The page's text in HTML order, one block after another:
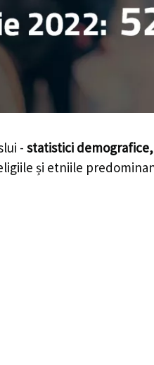
- statistici
și etniile